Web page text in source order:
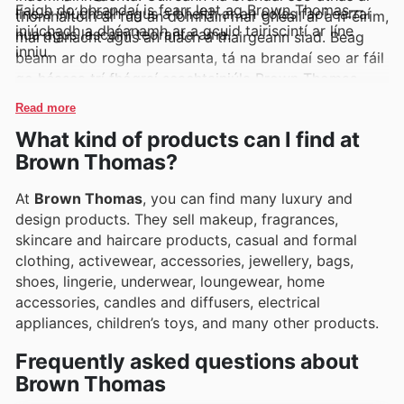
thomhaltóirí ar fud an domhain mar gheall ar a n-éirim,
marthanacht agus an luach a thairgeann siad. Beag
beann ar do rogha pearsanta, tá na brandaí seo ar fáil
go héasca trí fhógraí seachtainiúla Brown Thomas,
bileoga eolais, agus catalóga ar líne, a léiríonn gnéithe
líne a iniúchadh agus a bheith ar an eolas faoi earraí
nua agus lascainí teoranta ama.
Faigh do bhrandaí is fearr leat ag Brown Thomas—
iniúchadh a dhéanamh ar a gcuid tairiscintí ar líne
inniu.
Read more
What kind of products can I find at
Brown Thomas?
At Brown Thomas, you can find many luxury and
design products. They sell makeup, fragrances,
skincare and haircare products, casual and formal
clothing, activewear, accessories, jewellery, bags,
shoes, lingerie, underwear, loungewear, home
accessories, candles and diffusers, electrical
appliances, children’s toys, and many other products.
Frequently asked questions about
Brown Thomas